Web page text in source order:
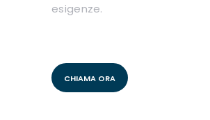
esigenze.
CHIAMA ORA